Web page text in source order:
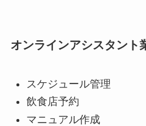
オンラインアシスタント
スケジュール管理
飲食店予約
マニュアル作成